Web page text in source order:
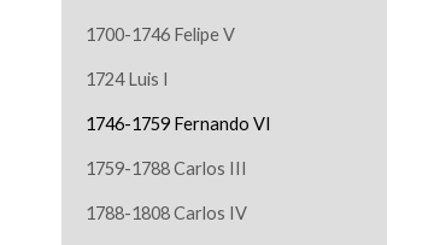
1700-1746 Felipe V
1724 Luis I
1746-1759 Fernando VI
1759-1788 Carlos III
1788-1808 Carlos IV